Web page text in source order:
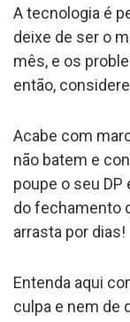
A tecnologia é
deixe de ser o
mês, e os
então,
Acabe com
não batem e
poupe o seu
do fechamento
arrasta por dias!
Entenda aqui
culpa e nem de